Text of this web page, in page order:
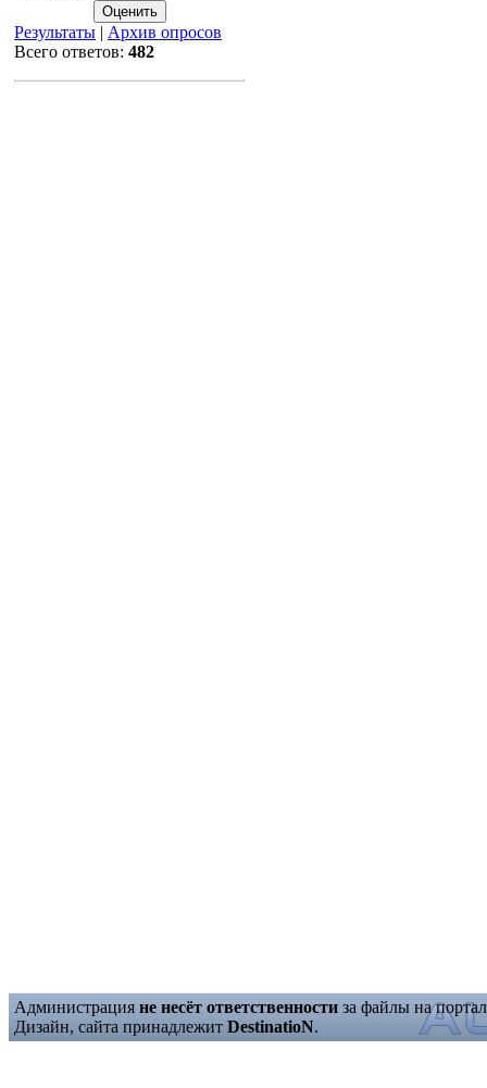
Результаты | Архив опросов
Всего ответов: 482
Администрация не несёт ответственности за файлы на
Дизайн, сайта принадлежит DestinatioN.